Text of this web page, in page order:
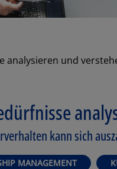
analysieren und
kann sich
MANAGEMENT